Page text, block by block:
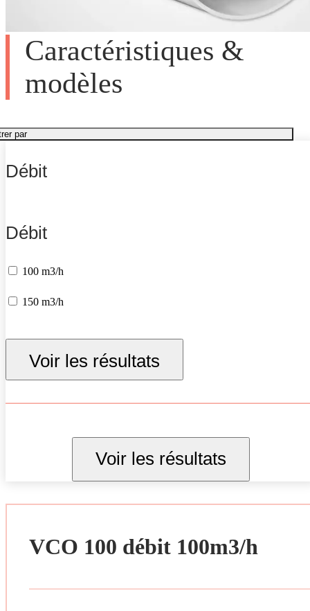
Caractéristiques &
modèles
par
Débit
Débit
100 m3/h
150 m3/h
Voir les résultats
Voir les résultats
VCO 100 débit 100m3/h